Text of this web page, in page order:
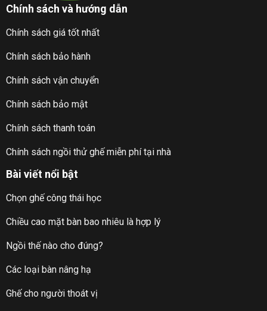
Chính sách và hướng dẫn
Chính sách giá tốt nhất
Chính sách bảo hành
Chính sách vận chuyển
Chính sách bảo mật
Chính sách thanh toán
Chính sách ngồi thử ghế miễn phí tại nhà
Bài viết nổi bật
Chọn ghế công thái học
Chiều cao mặt bàn bao nhiêu là hợp lý
Ngồi thế nào cho đúng?
Các loại bàn nâng hạ
Ghế cho người thoát vị